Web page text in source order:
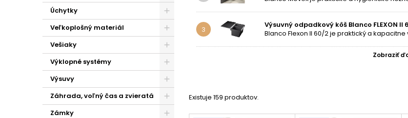
Úchytky
Veľkoplošný materiál
Vešiaky
Výklopné systémy
Výsuvy
Záhrada, voľný čas a zvieratá
Zámky
3
Výsuvný odpadkový kôš Blanco FLEXON II
Zobraziť
Existuje 159 produktov.